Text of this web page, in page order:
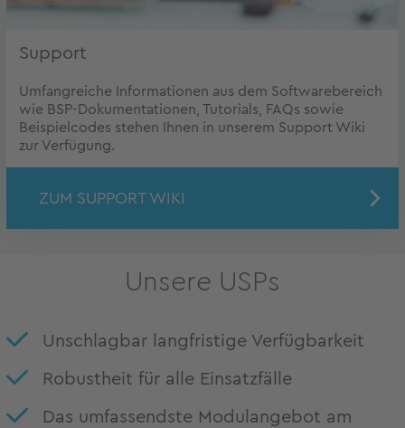
Support
Umfangreiche Informationen aus dem Softwarebereich
wie BSP-Dokumentationen, Tutorials, FAQs sowie
Beispielcodes stehen Ihnen in unserem Support Wiki
zur Verfügung.
ZUM SUPPORT WIKI
Unsere USPs
Unschlagbar langfristige Verfügbarkeit
Robustheit für alle Einsatzfälle
Das umfassendste Modulangebot am